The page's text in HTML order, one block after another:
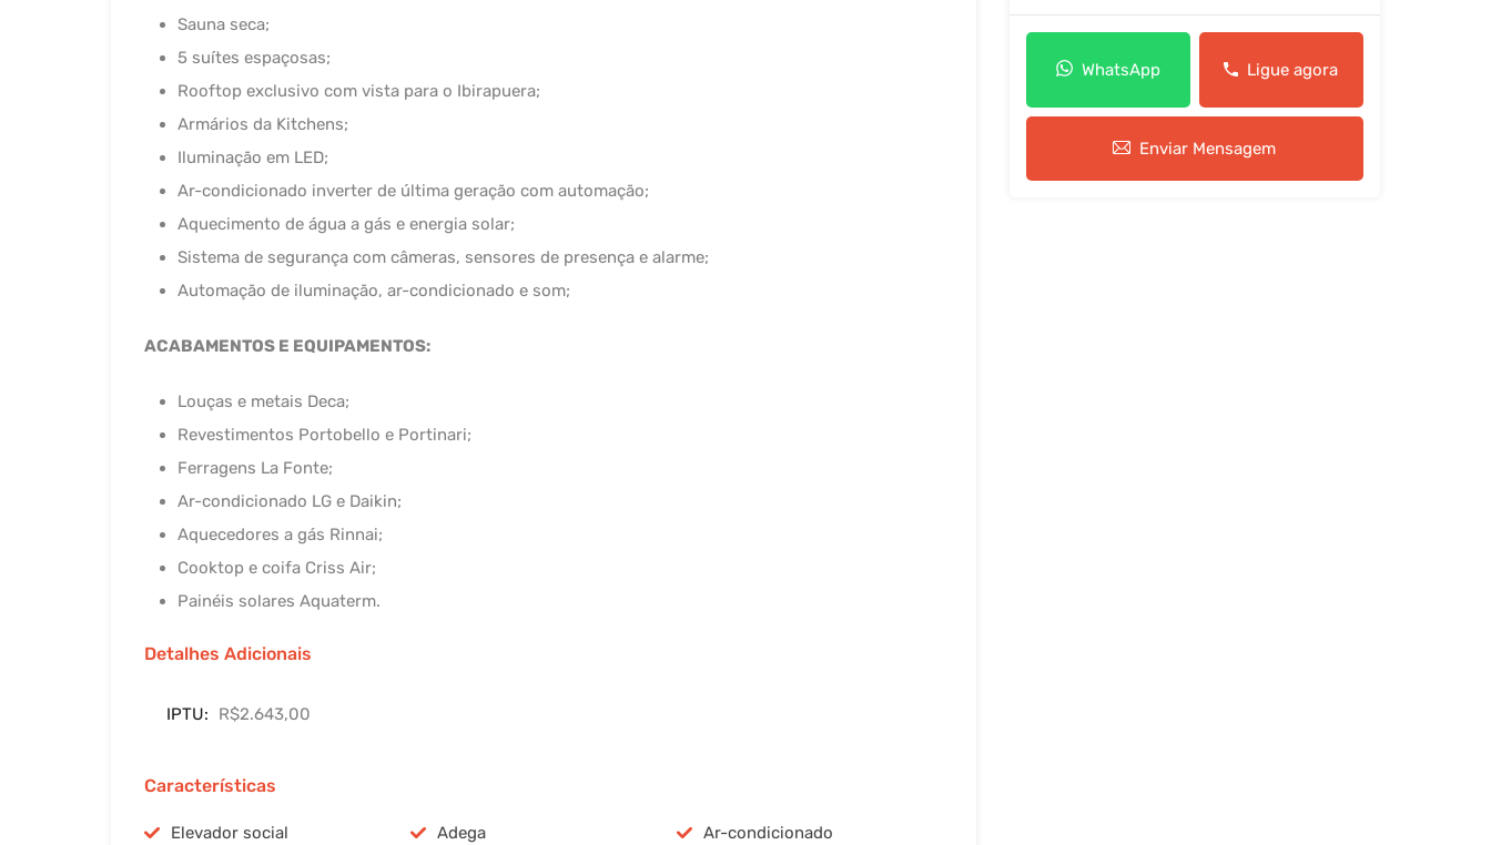
Sauna seca;
5 suítes espaçosas;
Rooftop exclusivo com vista para o Ibirapuera;
Armários da Kitchens;
Iluminação em LED;
Ar-condicionado inverter de última geração com automação;
Aquecimento de água a gás e energia solar;
Sistema de segurança com câmeras, sensores de presença e alarme;
Automação de iluminação, ar-condicionado e som;
ACABAMENTOS E EQUIPAMENTOS:
Louças e metais Deca;
Revestimentos Portobello e Portinari;
Ferragens La Fonte;
Ar-condicionado LG e Daikin;
Aquecedores a gás Rinnai;
Cooktop e coifa Criss Air;
Painéis solares Aquaterm.
Detalhes Adicionais
IPTU: R$2.643,00
Características
Elevador social Adega Ar-condicionado
WhatsApp Ligue agora
Enviar Mensagem